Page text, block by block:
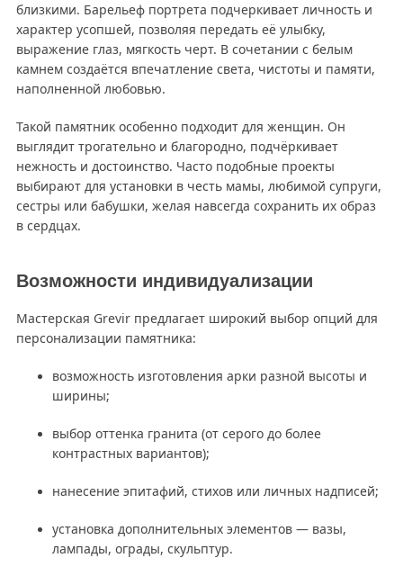
близкими. Барельеф портрета подчеркивает личность и
характер усопшей, позволяя передать её улыбку,
выражение глаз, мягкость черт. В сочетании с белым
камнем создаётся впечатление света, чистоты и памяти,
наполненной любовью.
Такой памятник особенно подходит для женщин. Он
выглядит трогательно и благородно, подчёркивает
нежность и достоинство. Часто подобные проекты
выбирают для установки в честь мамы, любимой супруги,
сестры или бабушки, желая навсегда сохранить их образ
в сердцах.
Возможности индивидуализации
Мастерская Grevir предлагает широкий выбор опций для
персонализации памятника:
возможность изготовления арки разной высоты и
ширины;
выбор оттенка гранита (от серого до более
контрастных вариантов);
нанесение эпитафий, стихов или личных надписей;
установка дополнительных элементов — вазы,
лампады, ограды, скульптур.